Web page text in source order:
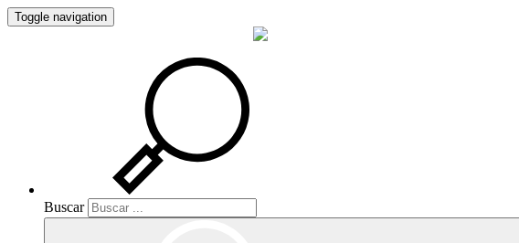
Toggle navigation
Buscar